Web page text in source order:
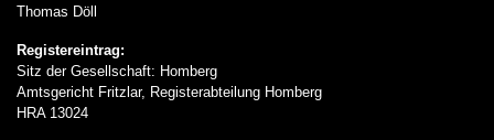
Thomas Döll
Registereintrag:
Sitz der Gesellschaft: Homberg
Amtsgericht Fritzlar, Registerabteilung Homberg
HRA 13024